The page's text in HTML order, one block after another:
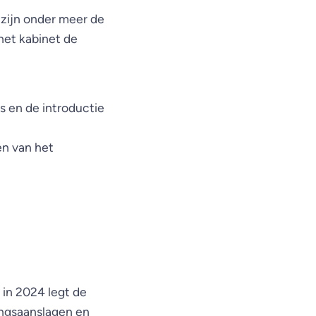
onder meer de
kabinet de
en de introductie
van het
2024 legt de
en